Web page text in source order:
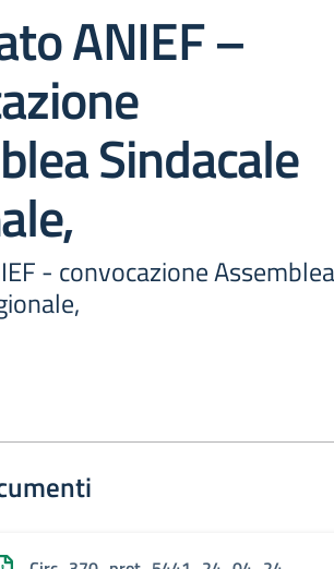
ANIEF –
Sindacale
- convocazione Assemblea